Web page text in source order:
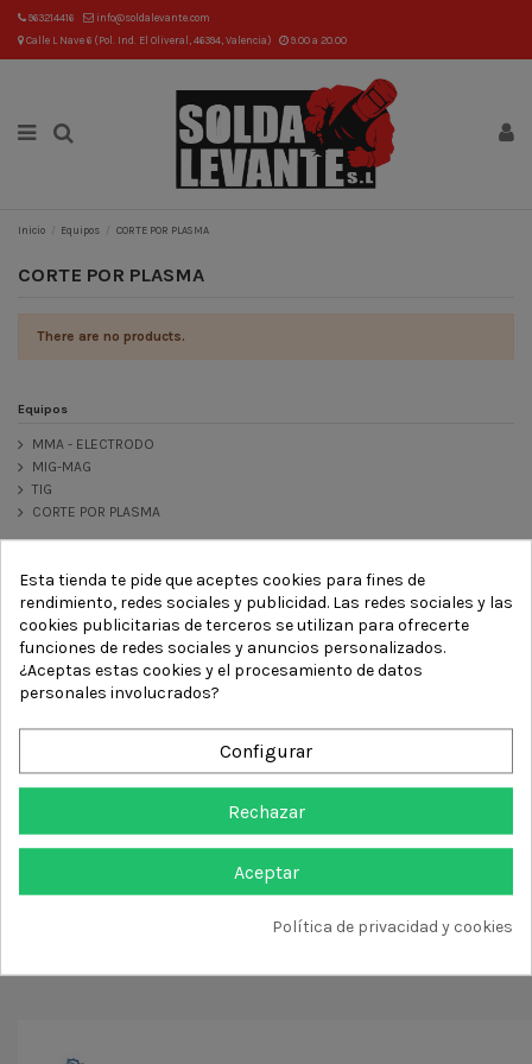
963214416
info@soldalevante.com
Calle L Nave 6 (Pol. Ind. El Oliveral, 46394, Valencia)
9.00 a 20.00
Inicio Equipos CORTE POR PLASMA
CORTE POR PLASMA
There are no products.
Equipos
MMA - ELECTRODO
MIG-MAG
TIG
CORTE POR PLASMA
Este proyecto de inversión
ha sido cofinanciado por el
IVACE en el marco delPlan
ARA EMPRESES 2025
Esta tienda te pide que aceptes cookies para fines de
rendimiento, redes sociales y publicidad. Las redes sociales y las
cookies publicitarias de terceros se utilizan para ofrecerte
funciones de redes sociales y anuncios personalizados.
¿Aceptas estas cookies y el procesamiento de datos
personales involucrados?
Configurar
Rechazar
Aceptar
Política de privacidad y cookies